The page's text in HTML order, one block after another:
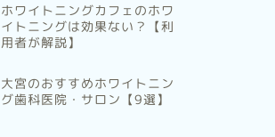
ホワイトニングカフェのホワ
イトニングは効果ない？【利
用者が解説】
大宮のおすすめホワイトニン
グ歯科医院・サロン【9選】